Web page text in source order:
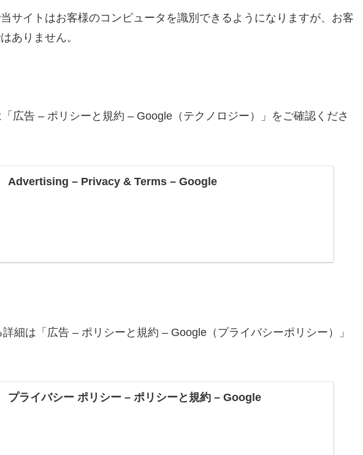
サイトはお客様のコンピュータを識別できるようになりますが、お客
ありません。
広告 – ポリシーと規約 – Google（テクノロジー）」をご確認くださ
Advertising – Privacy & Terms – Google
細は「広告 – ポリシーと規約 – Google（プライバシーポリシー）」
プライバシー ポリシー – ポリシーと規約 – Google